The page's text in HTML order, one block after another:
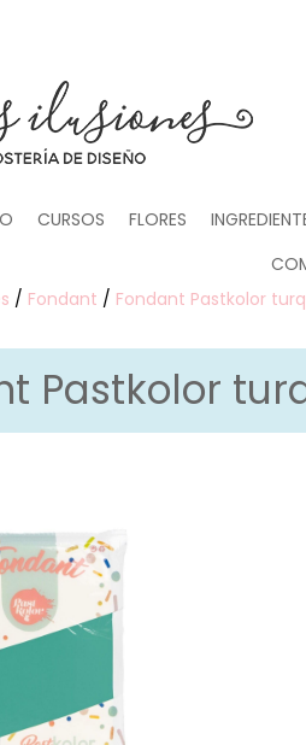
CURSOS FLORES
/ Fondant / Fondant Pastkolor
Pastkolor